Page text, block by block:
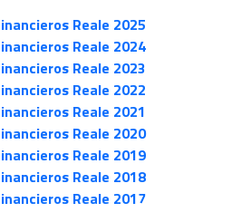
Reale 2025
Reale 2024
Reale 2023
Reale 2022
Reale 2021
Reale 2020
Reale 2019
Reale 2018
Reale 2017